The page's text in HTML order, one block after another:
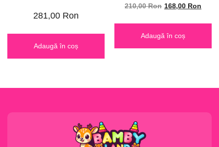
281,00 Ron
Adaugă în coș
210,00Ron 168,00 Ron
Adaugă în coș